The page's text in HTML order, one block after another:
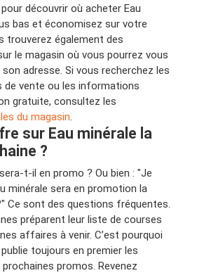
découvrir où acheter Eau
bas et économisez sur votre
trouverez également des
le magasin où vous pourrez vous
adresse. Si vous recherchez les
de vente ou les informations
gratuite, consultez les
du magasin
sur Eau minérale la
?
t-il en promo ? Ou bien : "Je
minérale sera en promotion la
Ce sont des questions fréquentes.
préparent leur liste de courses
affaires à venir. C’est pourquoi
toujours en premier les
promos. Revenez